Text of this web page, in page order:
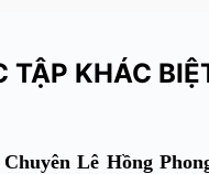
TẬP KHÁC
Lê Hồng